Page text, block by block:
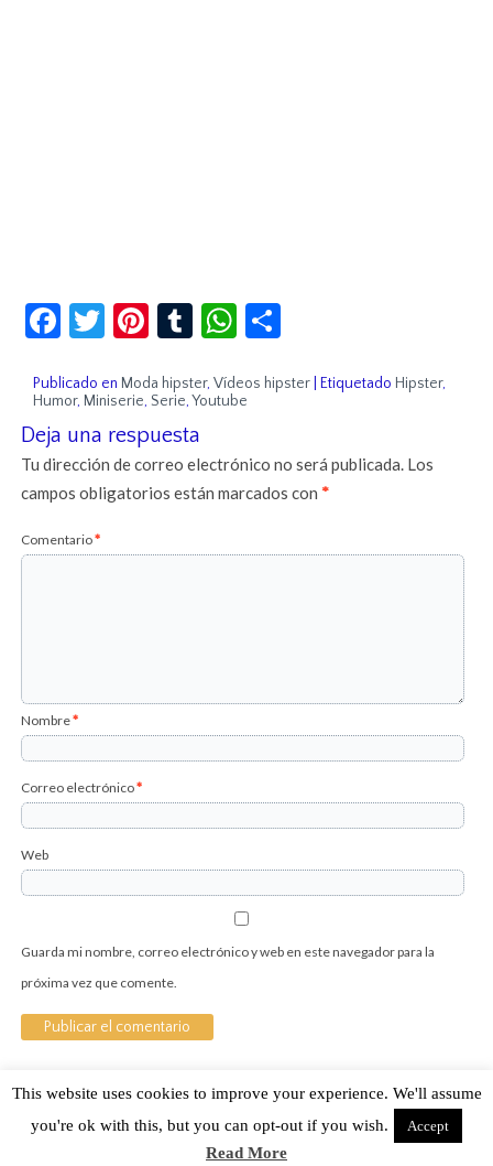
Facebook
Twitter
Pinterest
TumblrWhatsApp
Publicado en Moda hipster,Vídeos hipster |Etiquetado Hipster,
Humor, Miniserie, Serie,Youtube
Deja una respuesta
Tu dirección de correo electrónico no será publicada. Los
campos obligatorios están marcados con*
Comentario*
Nombre*
Correo electrónico*
Web
Guarda mi nombre, correo electrónico y web en este navegador para la
próxima vez que comente.
Sobre Cuánto Hipster | Aviso legal |Contacto
Cuánto Hipster © 2015. Todos los derechos reservados
This website uses cookies to improve your experience. We'll assume
you're ok with this, but you can opt-out if you wish.
Accept
Read More